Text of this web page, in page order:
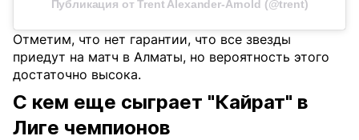
Публикация от Trent Alexander-Arnold (@trent)
Отметим, что нет гарантии, что все звезды
приедут на матч в Алматы, но вероятность этого
достаточно высока.
С кем еще сыграет "Кайрат" в
Лиге чемпионов